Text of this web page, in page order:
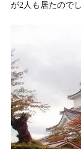
が2人も居たのでし